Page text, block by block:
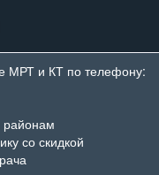
МРТ и КТ по телефону:
районам
со скидкой
Желчный пузырь
ПУЗЫРЬ